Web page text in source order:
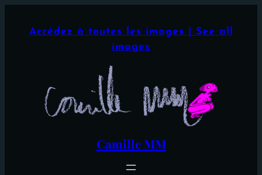
Accédez à toutes les images | See all
images
Camille MM